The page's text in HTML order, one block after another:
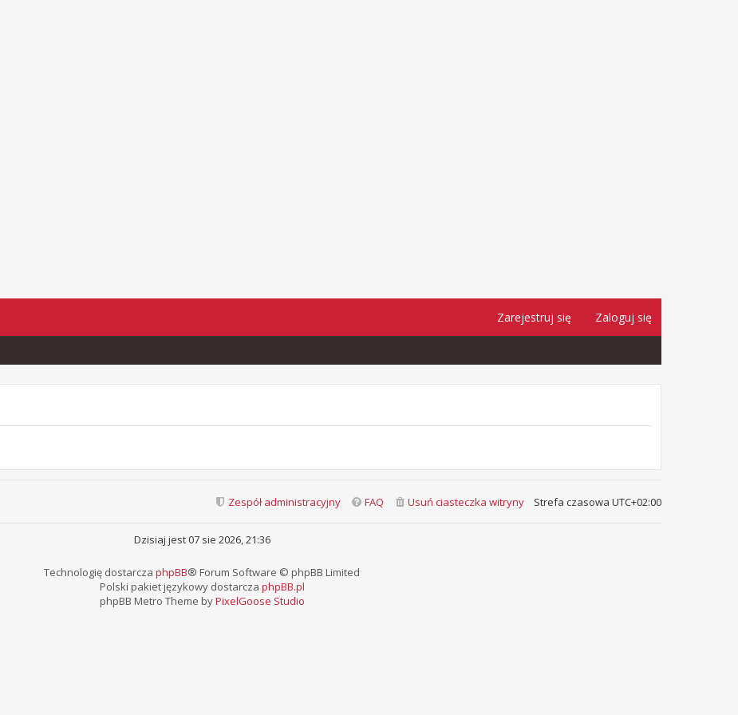
Zaloguj się
Zarejestruj się
Strefa czasowa UTC+02:00
Usuń ciasteczka witryny
FAQ
Zespół administracyjny
Dzisiaj jest 07 sie 2026, 21:36
Technologię dostarcza phpBB® Forum Software © phpBB Limited
Polski pakiet językowy dostarcza phpBB.pl
phpBB Metro Theme byPixelGoose Studio